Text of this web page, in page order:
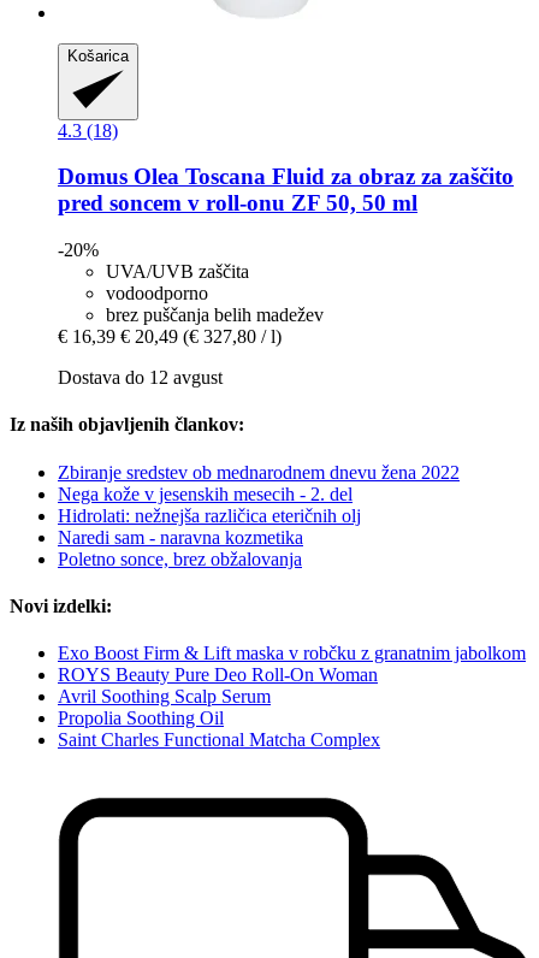
Košarica
4.3 (18)
Domus Olea Toscana Fluid za obraz za zaščito
pred soncem v roll-​onu ZF 50, 50 ml
-20%
UVA/UVB zaščita
vodoodporno
brez puščanja belih madežev
€ 16,39 € 20,49 (€ 327,80 / l)
Dostava do 12 avgust
Iz naših objavljenih člankov:
Zbiranje sredstev ob mednarodnem dnevu žena 2022
Nega kože v jesenskih mesecih - 2. del
Hidrolati: nežnejša različica eteričnih olj
Naredi sam - naravna kozmetika
Poletno sonce, brez obžalovanja
Novi izdelki:
Exo Boost Firm & Lift maska v robčku z granatnim jabolkom
ROYS Beauty Pure Deo Roll-On Woman
Avril Soothing Scalp Serum
Propolia Soothing Oil
Saint Charles Functional Matcha Complex